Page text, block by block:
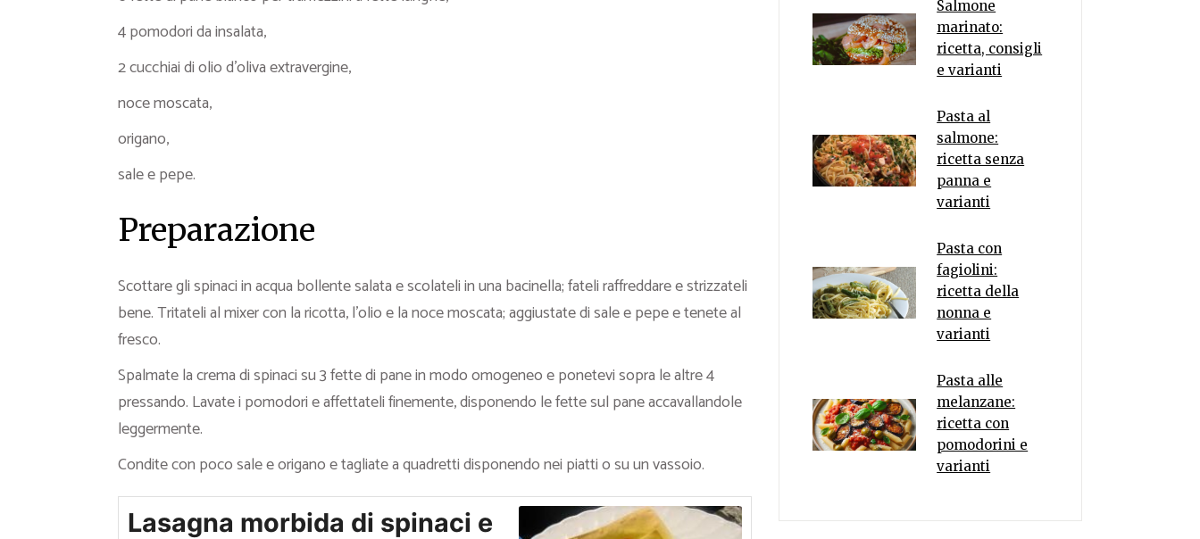
4 pomodori da insalata,
2 cucchiai di olio d’oliva extravergine,
noce moscata,
origano,
sale e pepe.
Preparazione
Scottare gli spinaci in acqua bollente salata e scolateli in una bacinella; fateli raffreddare e strizzateli
bene. Tritateli al mixer con la ricotta, l’olio e la noce moscata; aggiustate di sale e pepe e tenete al
fresco.
Spalmate la crema di spinaci su 3 fette di pane in modo omogeneo e ponetevi sopra le altre 4
pressando. Lavate i pomodori e affettateli finemente, disponendo le fette sul pane accavallandole
leggermente.
Condite con poco sale e origano e tagliate a quadretti disponendo nei piatti o su un vassoio.
Lasagna morbida di spinaci e
Salmone
marinato:
ricetta, consigli
e varianti
Pasta al
salmone:
ricetta senza
panna e
varianti
Pasta con
fagiolini:
ricetta della
nonna e
varianti
Pasta alle
melanzane:
ricetta con
pomodorini e
varianti